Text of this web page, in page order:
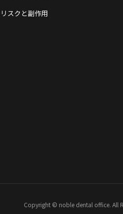
リスクと副作用
Copyright © noble dental office. All